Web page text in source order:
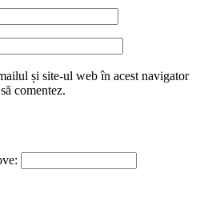
și site-ul web în acest navigator
comentez.